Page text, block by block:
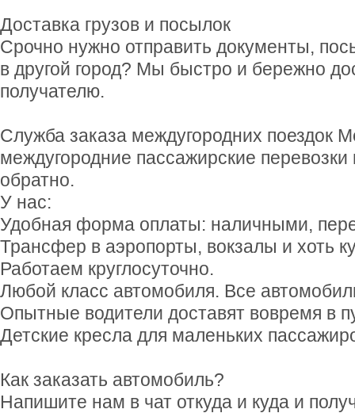
Доставка грузов и посылок
Срочно нужно отправить документы,
в другой город? Мы быстро и бережно
получателю.
Служба заказа междугородних поездок
междугородние пассажирские перевозки
обратно.
У нас:
Удобная форма оплаты: наличными,
Трансфер в аэропорты, вокзалы и хоть
Работаем круглосуточно.
Любой класс автомобиля. Все
Опытные водители доставят вовремя в
Детские кресла для маленьких
Как заказать автомобиль?
Напишите нам в чат откуда и куда и